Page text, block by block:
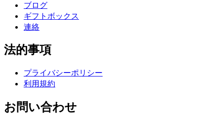
ブログ
ギフトボックス
連絡
法的事項
プライバシーポリシー
利用規約
お問い合わせ